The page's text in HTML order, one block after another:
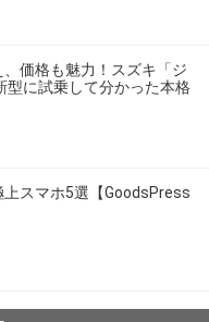
価格も魅力！スズキ「ジ
型に試乗して分かった本格
上スマホ5選【GoodsPress